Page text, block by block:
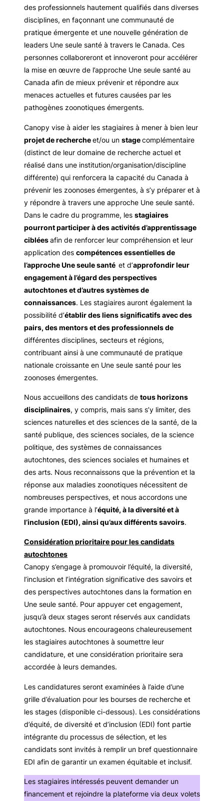
des professionnels hautement qualifiés dans diverses
disciplines, en façonnant une communauté de
pratique émergente et une nouvelle génération de
leaders Une seule santé à travers le Canada. Ces
personnes collaboreront et innoveront pour accélérer
la mise en œuvre de l’approche Une seule santé au
Canada afin de mieux prévenir et répondre aux
menaces actuelles et futures causées par les
pathogènes zoonotiques émergents.
Canopy vise à aider les stagiaires à mener à bien leur
projet de rechercheet/ou un stagecomplémentaire
(distinct de leur domaine de recherche actuel et
réalisé dans une institution/organisation/discipline
différente) qui renforcera la capacité du Canada à
prévenir les zoonoses émergentes, à s’y préparer et à
y répondre à travers une approche Une seule santé.
Dans le cadre du programme, les stagiaires
pourront participer à des activités d’apprentissage
cibléesafin de renforcer leur compréhension et leur
application des compétences essentielles de
l’approche Une seule santé et d’approfondir leur
engagement à l’égard des perspectives
autochtones et d’autres systèmes de
connaissances. Les stagiaires auront également la
possibilité d’établir des liens significatifs avec des
pairs, des mentors et des professionnels de
différentes disciplines, secteurs et régions,
contribuant ainsi à une communauté de pratique
nationale croissante en Une seule santé pour les
zoonoses émergentes.
Nous accueillons des candidats de tous horizons
disciplinaires, y compris, mais sans s’y limiter, des
sciences naturelles et des sciences de la santé, de la
santé publique, des sciences sociales, de la science
politique, des systèmes de connaissances
autochtones, des sciences sociales et humaines et
des arts. Nous reconnaissons que la prévention et la
réponse aux maladies zoonotiques nécessitent de
nombreuses perspectives, et nous accordons une
grande importance à l’équité, à la diversité et à
l’inclusion (EDI), ainsi qu’aux différents savoirs.
Considération prioritaire pour les candidats
autochtones
Canopy s’engage à promouvoir l’équité, la diversité,
l’inclusion et l’intégration significative des savoirs et
des perspectives autochtones dans la formation en
Une seule santé. Pour appuyer cet engagement,
jusqu’à deux stages seront réservés aux candidats
autochtones. Nous encourageons chaleureusement
les stagiaires autochtones à soumettre leur
candidature, et une considération prioritaire sera
accordée à leurs demandes.
Les candidatures seront examinées à l’aide d’une
grille d’évaluation pour les bourses de recherche et
les stages (disponible ci-dessous). Les considérations
d’équité, de diversité et d’inclusion (EDI) font partie
intégrante du processus de sélection, et les
candidats sont invités à remplir un bref questionnaire
EDI afin de garantir un examen équitable et inclusif.
Les stagiaires intéressés peuvent demander un
financement et rejoindre la plateforme via deux volets